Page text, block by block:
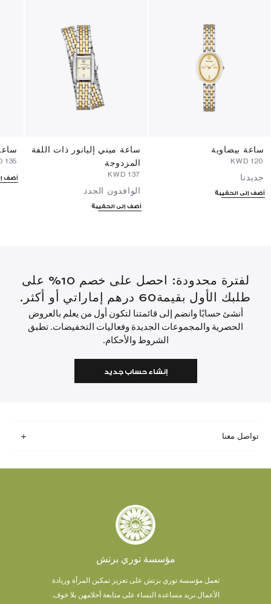
ساعة بيضاوية
جديدنا
أضف إلى الحقيبة
ساعة ميني إليانور ذات اللفة
المزدوجة
الوافدون الجدد
أضف إلى الحقيبة
أضف
لفترة محدودة: احصل على خصم 10% على
طلبك الأول بقيمة60 درهم إماراتي أو أكثر.
أنشئ حسابًا وانضم إلى قائمتنا لتكون أول من يعلم بالعروض
الحصرية والمجموعات الجديدة وفعاليات التخفيضات. تطبق
الشروط والأحكام.
إنشاء حساب جديد
تواصل معنا
مؤسسة توري برتش
تعمل مؤسسة توري برتش على تعزيز تمكين المرأة وريادة
الأعمال. نريد مساعدة النساء على متابعة أحلامهن بلا خوف.